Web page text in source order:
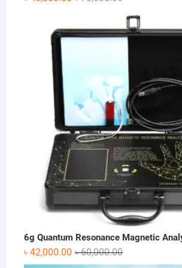
was:
৳ 75,600.00.
is:
৳ 45,360.00.
6g Quantum Resonance Magnetic
৳60,000.00Original
price
৳ 42,000.00
Current
price